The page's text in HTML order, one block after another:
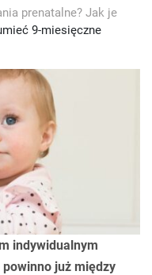
prenatalne? Jak je
9-miesięczne
indywidualnym
już między